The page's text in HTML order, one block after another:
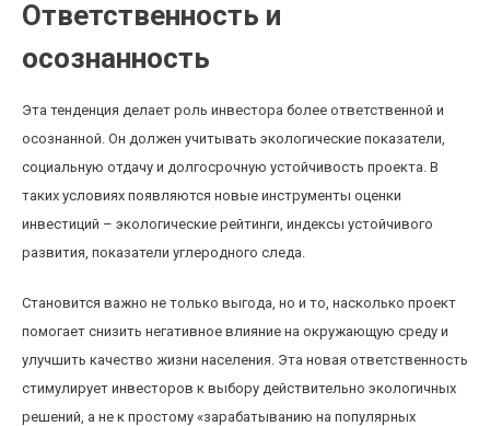
Ответственность и
осознанность
Эта тенденция делает роль инвестора более ответственной и
осознанной. Он должен учитывать экологические показатели,
социальную отдачу и долгосрочную устойчивость проекта. В
таких условиях появляются новые инструменты оценки
инвестиций – экологические рейтинги, индексы устойчивого
развития, показатели углеродного следа.
Становится важно не только выгода, но и то, насколько проект
помогает снизить негативное влияние на окружающую среду и
улучшить качество жизни населения. Эта новая ответственность
стимулирует инвесторов к выбору действительно экологичных
решений, а не к простому «зарабатыванию на популярных